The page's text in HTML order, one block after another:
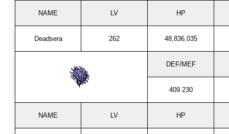
NAME LV HP
Deadsera 262 48,836,035
DEF/MEF
409 230
NAME LV HP